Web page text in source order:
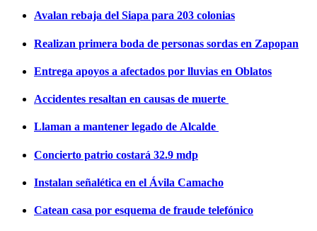
Avalan rebaja del Siapa para 203 colonias
Realizan primera boda de personas sordas en Zapopan
Entrega apoyos a afectados por lluvias en Oblatos
Accidentes resaltan en causas de muerte
Llaman a mantener legado de Alcalde
Concierto patrio costará 32.9 mdp
Instalan señalética en el Ávila Camacho
Catean casa por esquema de fraude telefónico